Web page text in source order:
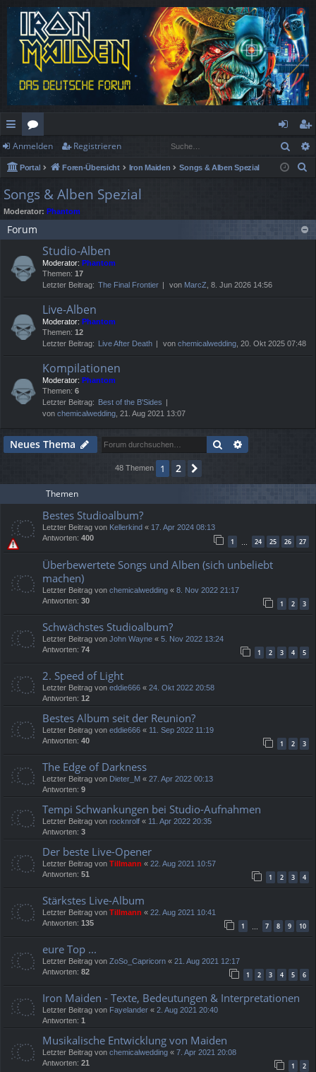
ch
ne
llz
ug
rif
or
en
n
m
de
n
eg
ist
re
n
Anmelden Registrieren
Portal Foren-Übersicht Iron Maiden Songs & Alben Spezial
Songs & Alben Spezial
Moderator: Phantom
Forum
Studio-Alben
Moderator: Phantom
Themen: 17
Letzter Beitrag: The Final Frontier von MarcZ, 8. Jun 2026 14:56
Live-Alben
Moderator: Phantom
Themen: 12
Letzter Beitrag:
Live After Death von chemicalwedding, 20. Okt 2025 07:48
Kompilationen
Moderator: Phantom
Themen: 6
Letzter Beitrag:
Best of the B'Sides
von chemicalwedding, 21. Aug 2021 13:07
Neues Thema Suche
48 Themen 1 2
Themen
Bestes Studioalbum?
Letzter Beitrag von Kellerkind « 17. Apr 2024 08:13
Antworten: 400 1 24 25 26 27
Überbewertete Songs und Alben (sich unbeliebt
machen)
Letzter Beitrag von chemicalwedding « 8. Nov 2022 21:17
Antworten: 30 1 2 3
Schwächstes Studioalbum?
Letzter Beitrag von John Wayne « 5. Nov 2022 13:24
Antworten: 74 1 2 3 4 5
2. Speed of Light
Letzter Beitrag von eddie666 « 24. Okt 2022 20:58
Antworten: 12
Bestes Album seit der Reunion?
Letzter Beitrag von eddie666 « 11. Sep 2022 11:19
Antworten: 40 1 2 3
The Edge of Darkness
Letzter Beitrag von Dieter_M « 27. Apr 2022 00:13
Antworten: 9
Tempi Schwankungen bei Studio-Aufnahmen
Letzter Beitrag von rocknrolf « 11. Apr 2022 20:35
Antworten: 3
Der beste Live-Opener
Letzter Beitrag von Tillmann « 22. Aug 2021 10:57
Antworten: 51 1 2 3 4
Stärkstes Live-Album
Letzter Beitrag von Tillmann « 22. Aug 2021 10:41
Antworten: 135 1 … 7 8 9 10
eure Top ...
Letzter Beitrag von ZoSo_Capricorn « 21. Aug 2021 12:17
Antworten: 82 1 2 3 4 5 6
Iron Maiden - Texte, Bedeutungen & Interpretationen
Letzter Beitrag von Fayelander « 2. Aug 2021 20:40
Antworten: 1
Musikalische Entwicklung von Maiden
Letzter Beitrag von chemicalwedding « 7. Apr 2021 20:08
Antworten: 21 1 2